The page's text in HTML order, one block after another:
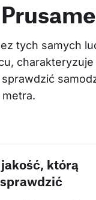
tych samych
charakteryzuje
którą